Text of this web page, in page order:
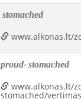
stomached
www.alkonas.lt/
proud-stomached
www.alkonas.lt/
stomached/vertimas